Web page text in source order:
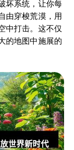
坏系统，让你每
由穿梭荒漠，用
中打击。这不仅
的地图中施展的